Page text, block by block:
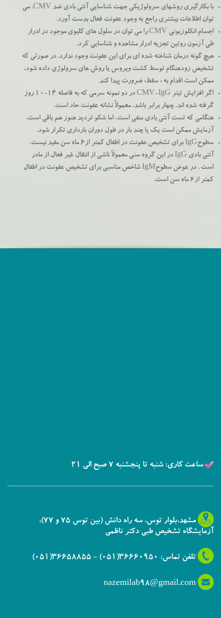
با بکارگیری روشهای سرولوژیکی جهت شناسایی آنتی بادی ضد CMV، می
توان اطلاعات بیشتری راجع به وجود عفونت فعال بدست آورد.
اجسام انکلوزیونی CMV را می توان در سلول های کلیوی موجود در ادرار
طی آزمون روتین تجزیه ادرار مشاهده و شناسایی کرد.
هیچ گونه درمان شناخته شده ای برای این عفونت وجود ندارد. در صورتی که
تشخیص زودهنگام توسط کشت ویروس یا روش های سرولوژی داده شود،
ممکن است اقدام به « سقط» ضرورت پیدا کند.
اگر افزایش تیتر CMV-IgG در دو نمونه سرمی که به فاصله 14-10 روز
گرفته شده اند، چهار برابر باشد، معمولاً نشانه عفونت حاد است.
هنگامی که تست آنتی بادی منفی است، اما شكو ترديد هنوز هم باقی است،
آزمايش ممکن است یک یا چند بار در طول دوران بارداری تکرار شود.
سطوحIgG برای تشخیص عفونت در اطفال کمتر از6 ماه سن مفید نیست.
آنتی بادی IgG در این گروه سنی معمولاً ناشی از انتقال غیر فعال از مادر
است . در عوض سطوحIgM شاخص مناسبی برای تشخیص عفونت در اطفال
کمتر از6 ماه سن است.
ساعت کاری: شنبه تا پنجشنبه 7 صبح الی 21
مشهد،بلوار توس، سه راه دانش (بین توس 75 و 77)،
آزمایشگاه تشخیص طبی دکتر ناظمی
تلفن تماس: 36660950(051) - 36658855(051)